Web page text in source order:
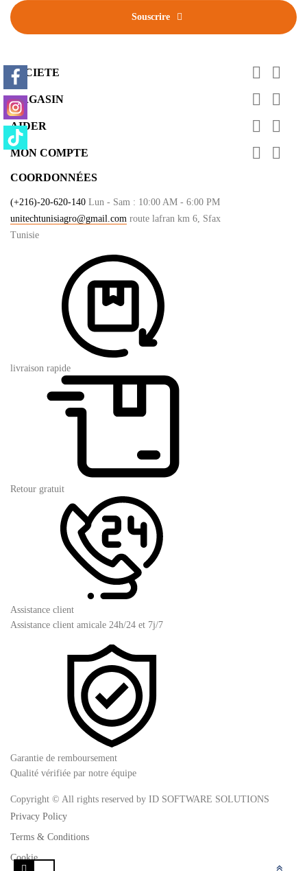
Souscrire
SOCIETE  
MAGASIN  
AIDER  
MON COMPTE  
COORDONNÉES
(+216)-20-620-140 Lun - Sam : 10:00 AM - 6:00 PM
unitechtunisiagro@gmail.com route lafran km 6, Sfax
Tunisie
livraison rapide
Retour gratuit
Assistance client
Assistance client amicale 24h/24 et 7j/7
Garantie de remboursement
Qualité vérifiée par notre équipe
Copyright © All rights reserved by ID SOFTWARE SOLUTIONS
Privacy Policy
Terms & Conditions
Cookie